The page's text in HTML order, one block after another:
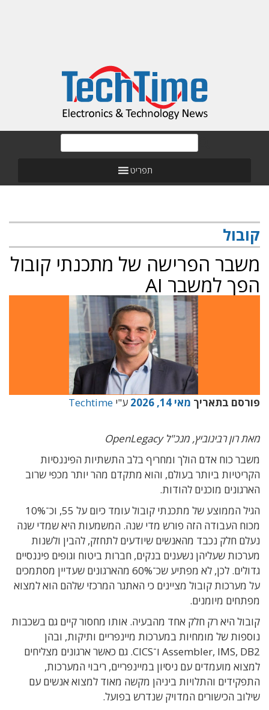
תפריט
קובול
משבר הפרישה של מתכנתי קובול
הפך למשבר AI
פורסם בתאריך מאי 14, 2026 ע"י Techtime
מאת רון רבינוביץ, מנכ"ל OpenLegacy
משבר כוח אדם הולך ומחריף בלב התשתיות הפיננסיות
הקריטיות ביותר בעולם, והוא מתקדם מהר יותר מכפי שרוב
הארגונים מוכנים להודות.
הגיל הממוצע של מתכנתי קובול עומד כיום על 55, וכ־10%
מכוח העבודה הזה פורש מדי שנה. המשמעות היא שמדי שנה
נעלם חלק נכבד מהאנשים שיודעים לתחזק, להבין ולשנות
מערכות שעליהן נשענים בנקים, חברות ביטוח וגופים פיננסיים
גדולים. לכן, לא מפתיע שכ־60% מהארגונים שעדיין מסתמכים
על מערכות קובול מציינים כי האתגר המרכזי שלהם הוא למצוא
מפתחים מיומנים.
קובול היא רק חלק אחד מהבעיה. אותו מחסור קיים גם בשכבות
נוספות של מומחיות במערכות מיינפריים ותיקות, ובהן
Assembler, IMS, DB2 ו־CICS. גם כאשר ארגונים מצליחים
למצוא מועמדים עם ניסיון במיינפריים, ריבוי המערכות,
התפקידים והתלויות ביניהן מקשה מאוד למצוא אנשים עם
שילוב הכישורים המדויק שנדרש בפועל.